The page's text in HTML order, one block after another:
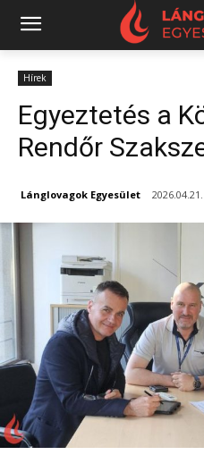
Hírek
Egyeztetés a
Rendőr
Lánglovagok Egyesület 2026.04.21.